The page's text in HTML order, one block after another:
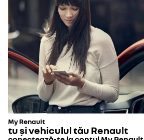
My Renault
tu și vehiculul tău Renault